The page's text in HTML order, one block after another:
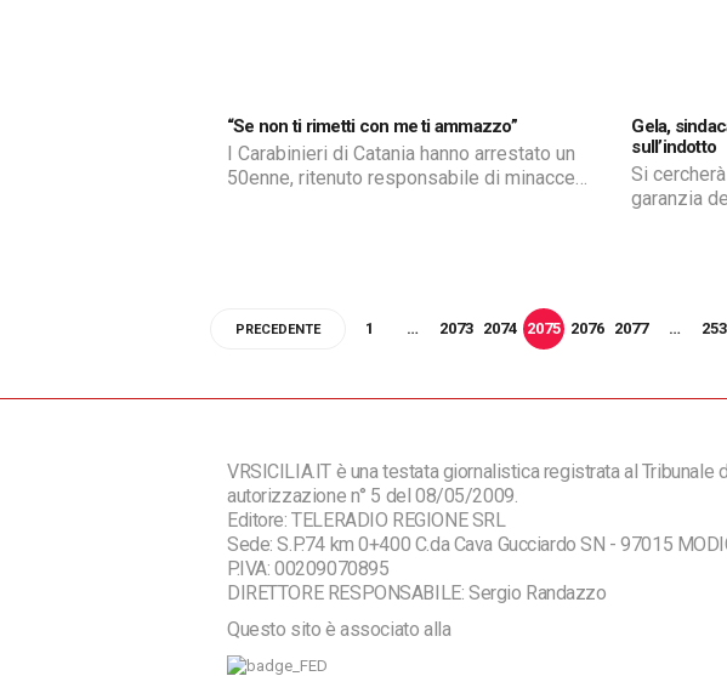
“Se non ti rimetti con me ti ammazzo”
I Carabinieri di Catania hanno arrestato un
50enne, ritenuto responsabile di minacce
Gela,
sull’indotto
Si
garanzia
PRECEDENTE 1 … 2073 2074 2075 2076 2077 …
VRSICILIA.IT è una testata giornalistica registrata al Tribunale
autorizzazione n° 5 del 08/05/2009.
Editore: TELERADIO REGIONE SRL
Sede: S.P.74 km 0+400 C.da Cava Gucciardo SN - 97015
P.IVA: 00209070895
DIRETTORE RESPONSABILE: Sergio Randazzo
Questo sito è associato alla